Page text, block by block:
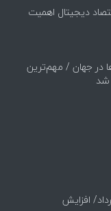
دیجیتال اهمیت
در جهان / مهم‌ترین
و سکه امروز شنبه 17مرداد/ افزایش